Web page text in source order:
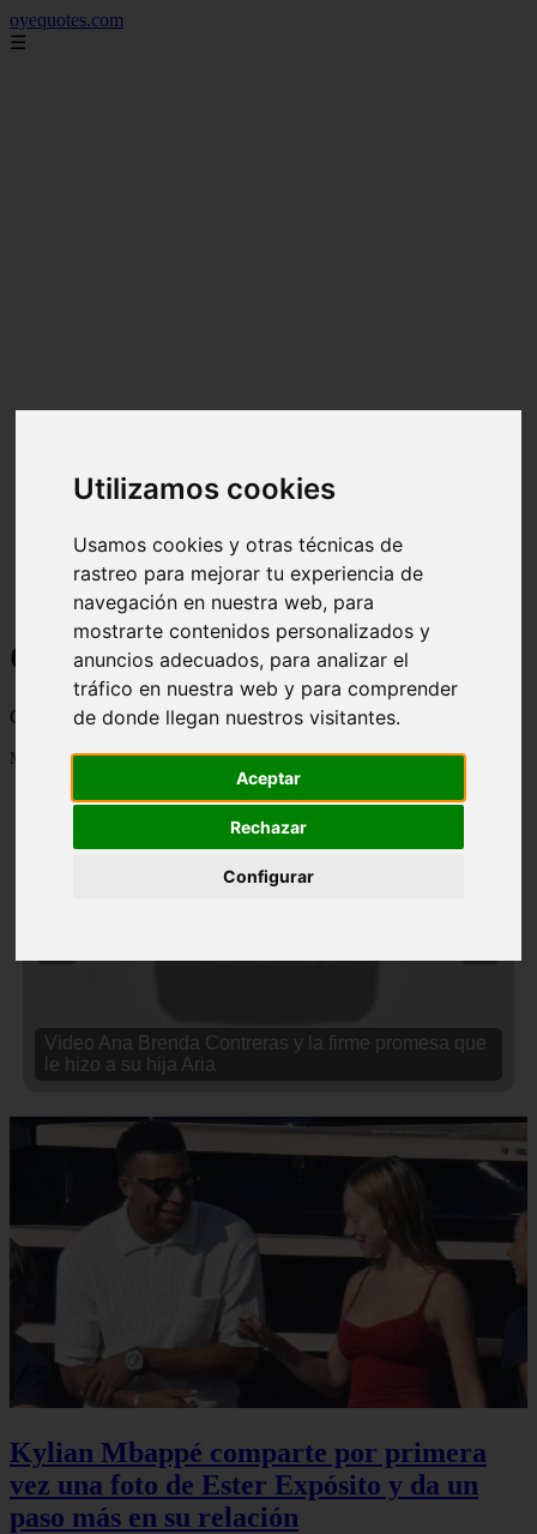
Utilizamos cookies
Usamos cookies y otras técnicas de
rastreo para mejorar tu experiencia de
navegación en nuestra web, para
mostrarte contenidos personalizados y
anuncios adecuados, para analizar el
tráfico en nuestra web y para comprender
de donde llegan nuestros visitantes.
Aceptar
Rechazar
Configurar
oyequotes.com
☰
Curiosidades y Sabias que
Cosas curiosas, curiosidades, noticias impactantes y mucho mas
Mostrando 1 - 24 de 2833 artículos
Video Ana Brenda Contreras y la firme promesa que
le hizo a su hija Aria
Kylian Mbappé comparte por primera
vez una foto de Ester Expósito y da un
paso más en su relación